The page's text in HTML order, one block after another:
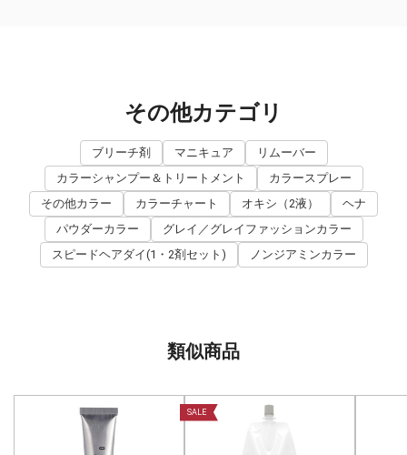
その他カテゴリ
ブリーチ剤 マニキュア
リムーバー
カラーシャンプー＆トリートメント
カラースプレー
その他カラー
カラーチャート オキシ（2液）
ヘナ
パウダーカラー
グレイ／グレイファッションカラー
スピードヘアダイ(1・2剤セット)
ノンジアミンカラー
類似商品
SALE